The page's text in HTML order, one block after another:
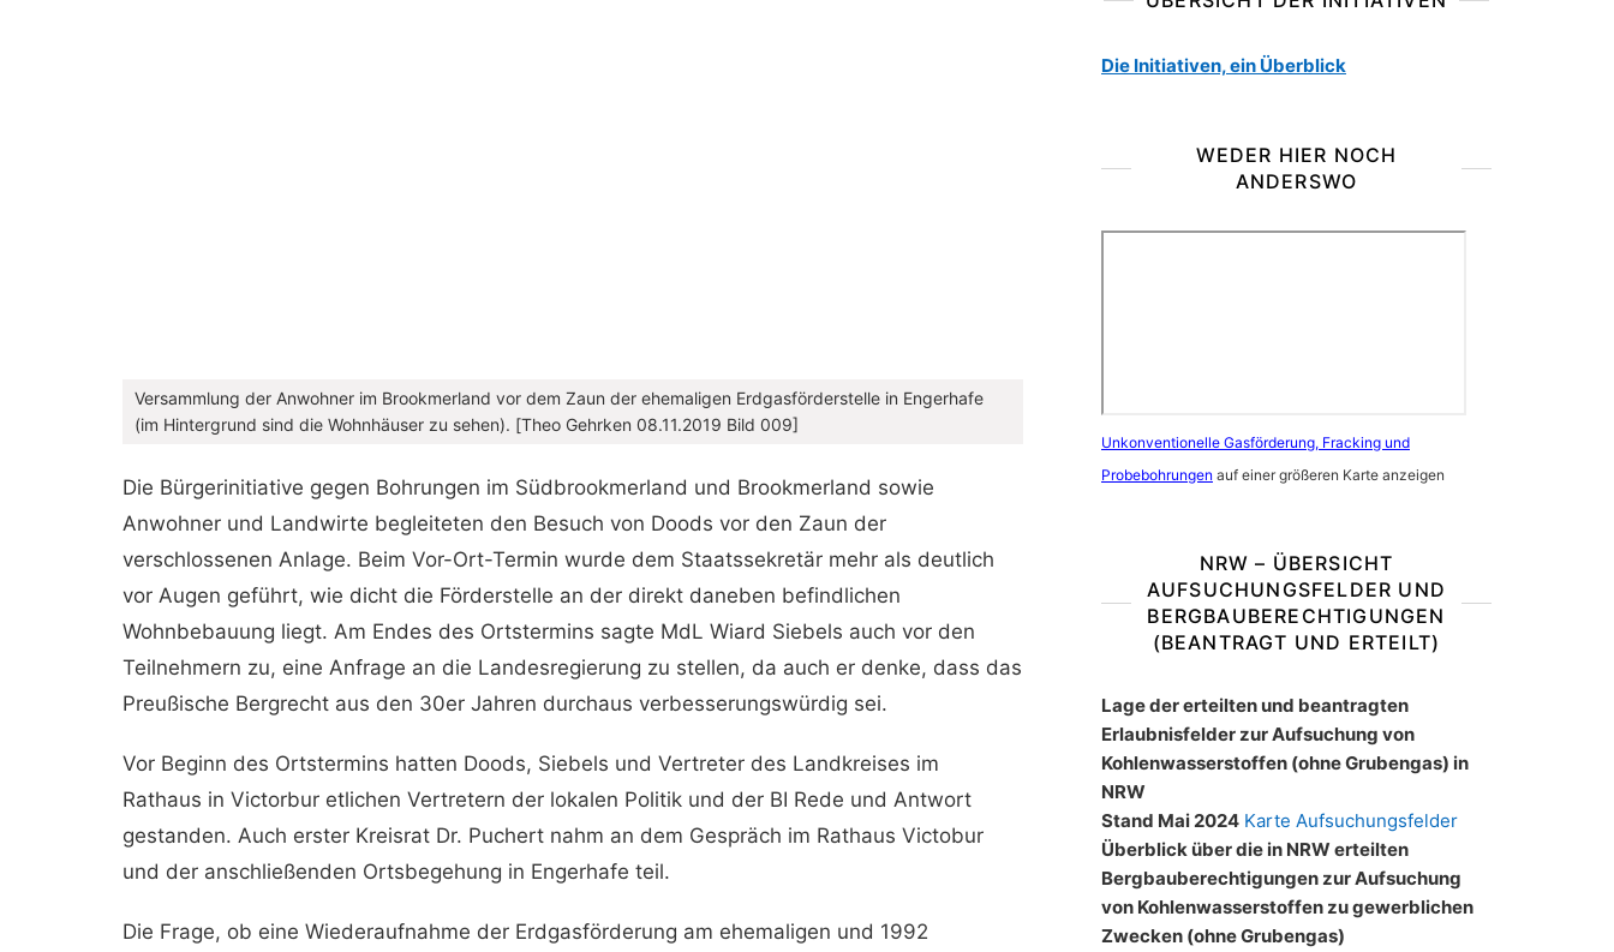
Versammlung der Anwohner im Brookmerland vor dem Zaun der ehemaligen Erdgasförderstelle in Engerhafe
(im Hintergrund sind die Wohnhäuser zu sehen). [Theo Gehrken 08.11.2019 Bild 009]
Die Bürgerinitiative gegen Bohrungen im Südbrookmerland und Brookmerland sowie
Anwohner und Landwirte begleiteten den Besuch von Doods vor den Zaun der
verschlossenen Anlage. Beim Vor-Ort-Termin wurde dem Staatssekretär mehr als deutlich
vor Augen geführt, wie dicht die Förderstelle an der direkt daneben befindlichen
Wohnbebauung liegt. Am Endes des Ortstermins sagte MdL Wiard Siebels auch vor den
Teilnehmern zu, eine Anfrage an die Landesregierung zu stellen, da auch er denke, dass das
Preußische Bergrecht aus den 30er Jahren durchaus verbesserungswürdig sei.
Vor Beginn des Ortstermins hatten Doods, Siebels und Vertreter des Landkreises im
Rathaus in Victorbur etlichen Vertretern der lokalen Politik und der BI Rede und Antwort
gestanden. Auch erster Kreisrat Dr. Puchert nahm an dem Gespräch im Rathaus Victobur
und der anschließenden Ortsbegehung in Engerhafe teil.
Die Frage, ob eine Wiederaufnahme der Erdgasförderung am ehemaligen und 1992
Die Initiativen, ein Überblick
WEDER HIER NOCH
ANDERSWO
Unkonventionelle Gasförderung, Fracking und
Probebohrungen auf einer größeren Karte anzeigen
NRW – ÜBERSICHT
AUFSUCHUNGSFELDER UND
BERGBAUBERECHTIGUNGEN
(BEANTRAGT UND ERTEILT)
Lage der erteilten und beantragten
Erlaubnisfelder zur Aufsuchung von
Kohlenwasserstoffen (ohne Grubengas) in
NRW
Stand Mai 2024 Karte Aufsuchungsfelder
Überblick über die in NRW erteilten
Bergbauberechtigungen zur Aufsuchung
von Kohlenwasserstoffen zu gewerblichen
Zwecken (ohne Grubengas)